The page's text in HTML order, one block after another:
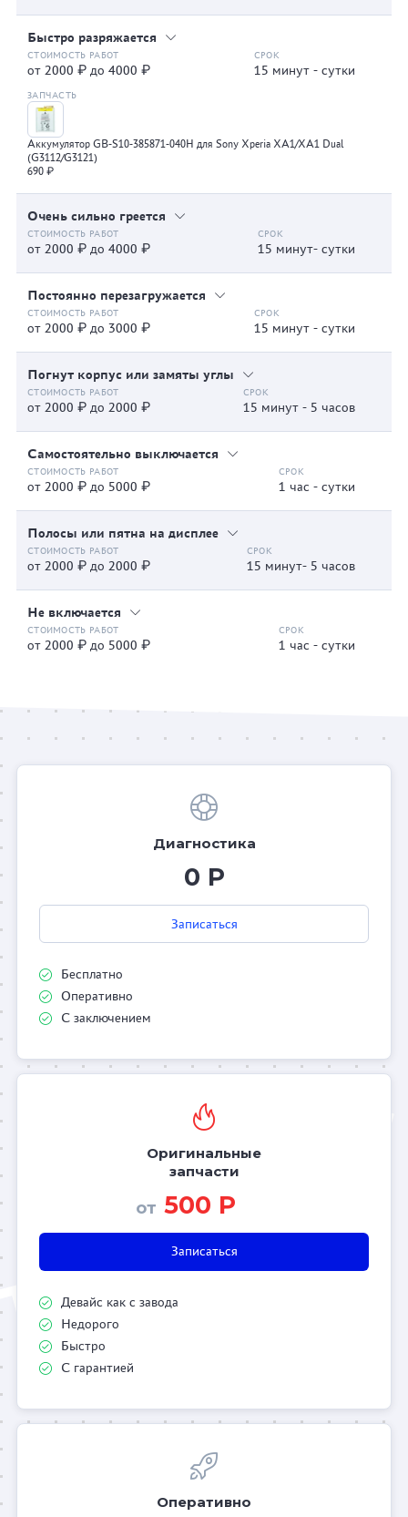
Быстро разряжается
от 2000 ₽ до 4000 ₽ 15 минут - сутки
Аккумулятор GB-S10-385871-040H для Sony Xperia XA1/XA1 Dual
(G3112/G3121)
690 ₽
Очень сильно греется
от 2000 ₽ до 4000 ₽ 15 минут- сутки
Постоянно перезагружается
от 2000 ₽ до 3000 ₽ 15 минут - сутки
Погнут корпус или замяты углы
от 2000 ₽ до 2000 ₽ 15 минут - 5 часов
Самостоятельно выключается
от 2000 ₽ до 5000 ₽ 1 час - сутки
Полосы или пятна на дисплее
от 2000 ₽ до 2000 ₽ 15 минут- 5 часов
Не включается
от 2000 ₽ до 5000 ₽ 1 час - сутки
Диагностика
0 Р
Записаться
Бесплатно
Оперативно
С заключением
Оригинальные
запчасти
от 500 Р
Записаться
Девайс как с завода
Недорого
Быстро
С гарантией
Оперативно